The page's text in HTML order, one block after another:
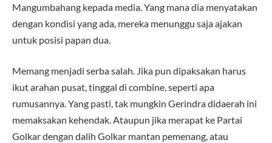
Mangumbahang kepada media. Yang mana dia menyatakan
dengan kondisi yang ada, mereka menunggu saja ajakan
untuk posisi papan dua.
Memang menjadi serba salah. Jika pun dipaksakan harus
ikut arahan pusat, tinggal di combine, seperti apa
rumusannya. Yang pasti, tak mungkin Gerindra didaerah ini
memaksakan kehendak. Ataupun jika merapat ke Partai
Golkar dengan dalih Golkar mantan pemenang, atau